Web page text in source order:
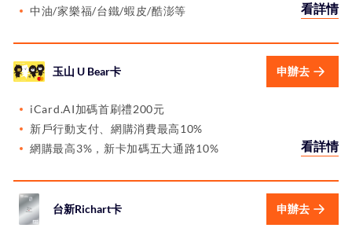
中油/家樂福/台鐵/蝦皮/酷澎等
看詳情
玉山 U Bear卡 申辦去
iCard.AI加碼首刷禮200元
新戶行動支付、網購消費最高10%
網購最高3%，新卡加碼五大通路10%
看詳情
台新Richart卡 申辦去